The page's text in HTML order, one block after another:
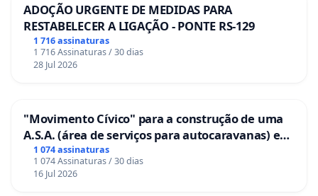
ADOÇÃO URGENTE DE MEDIDAS PARA
RESTABELECER A LIGAÇÃO - PONTE RS-129
1 716 assinaturas
1 716 Assinaturas / 30 dias
28 Jul 2026
"Movimento Cívico" para a construção de uma
A.S.A. (área de serviços para autocaravanas) em
Coimbra
1 074 assinaturas
1 074 Assinaturas / 30 dias
16 Jul 2026